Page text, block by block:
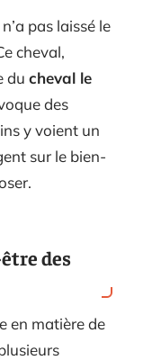
pas laissé le
cheval,
du cheval le
des
y voient un
sur le bien-
des
en matière de